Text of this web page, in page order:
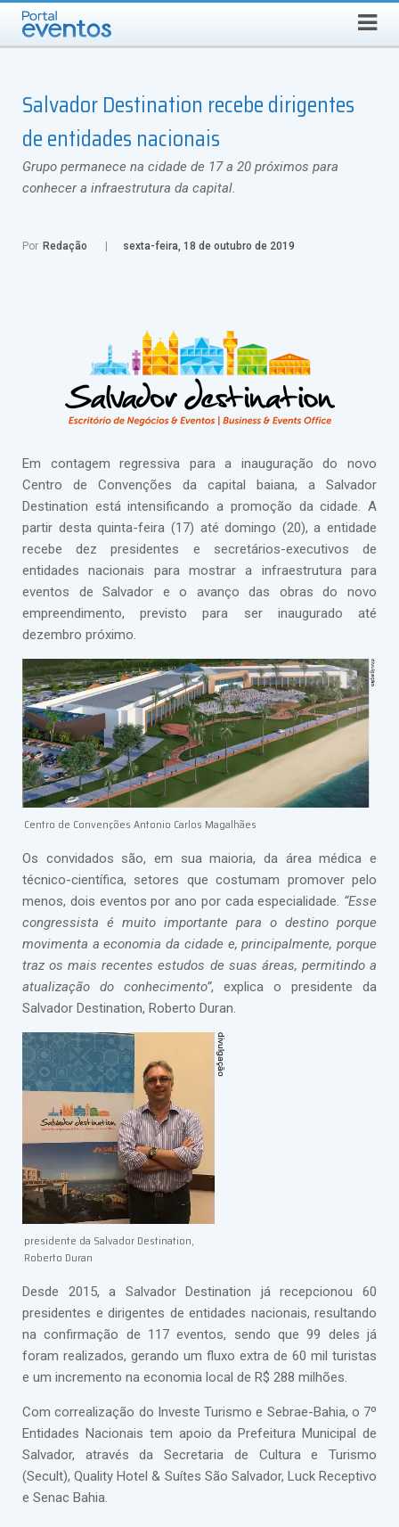
SÁBADO, 8 DE AGOSTO DE 2026 Busca
Salvador Destination recebe dirigentes
de entidades nacionais
Grupo permanece na cidade de 17 a 20 próximos para
conhecer a infraestrutura da capital.
Por Redação sexta-feira, 18 de outubro de 2019
Em contagem regressiva para a inauguração do novo
Centro de Convenções da capital baiana, a Salvador
Destination está intensificando a promoção da cidade. A
partir desta quinta-feira (17) até domingo (20), a entidade
recebe dez presidentes e secretários-executivos de
entidades nacionais para mostrar a infraestrutura para
eventos de Salvador e o avanço das obras do novo
empreendimento, previsto para ser inaugurado até
dezembro próximo.
Centro de Convenções Antonio Carlos Magalhães
Os convidados são, em sua maioria, da área médica e
técnico-científica, setores que costumam promover pelo
menos, dois eventos por ano por cada especialidade. “Esse
congressista é muito importante para o destino porque
movimenta a economia da cidade e, principalmente, porque
traz os mais recentes estudos de suas áreas, permitindo a
atualização do conhecimento”, explica o presidente da
Salvador Destination, Roberto Duran.
presidente da Salvador Destination,
Roberto Duran
Desde 2015, a Salvador Destination já recepcionou 60
presidentes e dirigentes de entidades nacionais, resultando
na confirmação de 117 eventos, sendo que 99 deles já
foram realizados, gerando um fluxo extra de 60 mil turistas
e um incremento na economia local de R$ 288 milhões.
Com correalização do Investe Turismo e Sebrae-Bahia, o 7º
Entidades Nacionais tem apoio da Prefeitura Municipal de
Salvador, através da Secretaria de Cultura e Turismo
(Secult), Quality Hotel & Suítes São Salvador, Luck Receptivo
e Senac Bahia.